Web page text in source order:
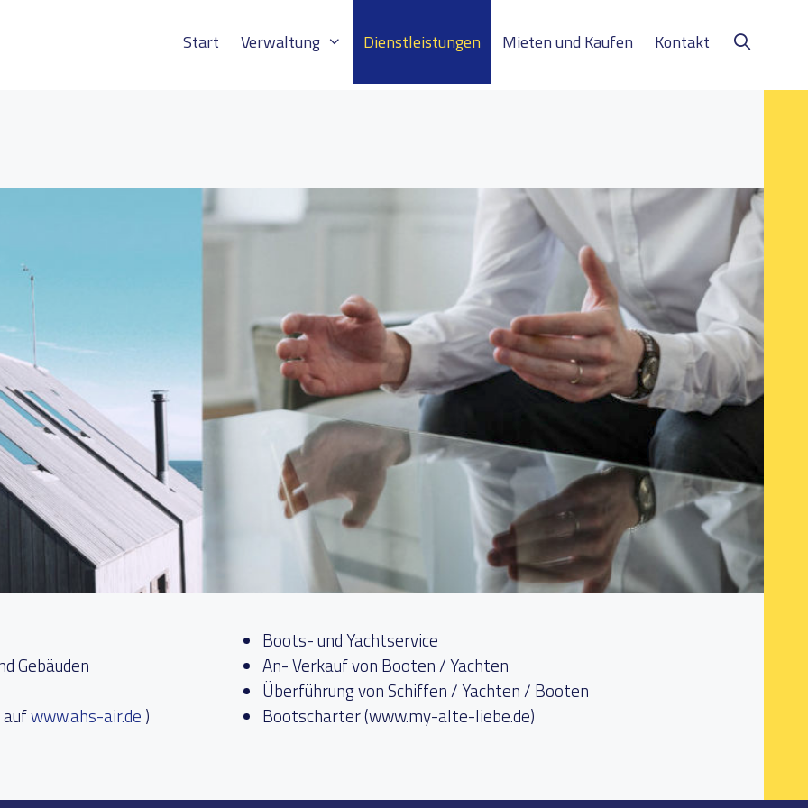
Start Verwaltung Dienstleistungen Mieten und Kaufen Kontakt
Gebäuden
www.ahs-air.de )
Boots- und Yachtservice
An- Verkauf von Booten / Yachten
Überführung von Schiffen / Yachten / Booten
Bootscharter (www.my-alte-liebe.de)